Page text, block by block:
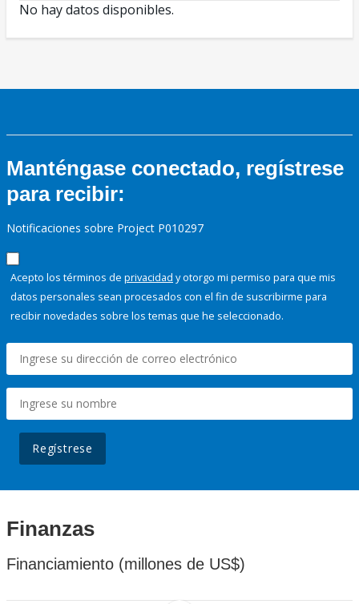
No hay datos disponibles.
Manténgase conectado, regístrese
para recibir:
Notificaciones sobre Project P010297
Acepto los términos de privacidad y otorgo mi permiso para que mis
datos personales sean procesados con el fin de suscribirme para
recibir novedades sobre los temas que he seleccionado.
Regístrese
Finanzas
Financiamiento (millones de US$)